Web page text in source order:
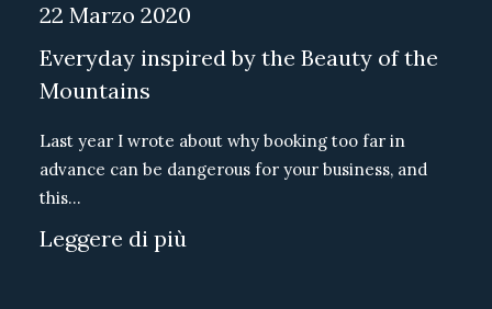
22 Marzo 2020
Everyday inspired by the Beauty of the
Mountains
Last year I wrote about why booking too far in
advance can be dangerous for your business, and
this…
Leggere di più